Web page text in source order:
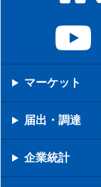
マーケット
届出・調達
企業統計